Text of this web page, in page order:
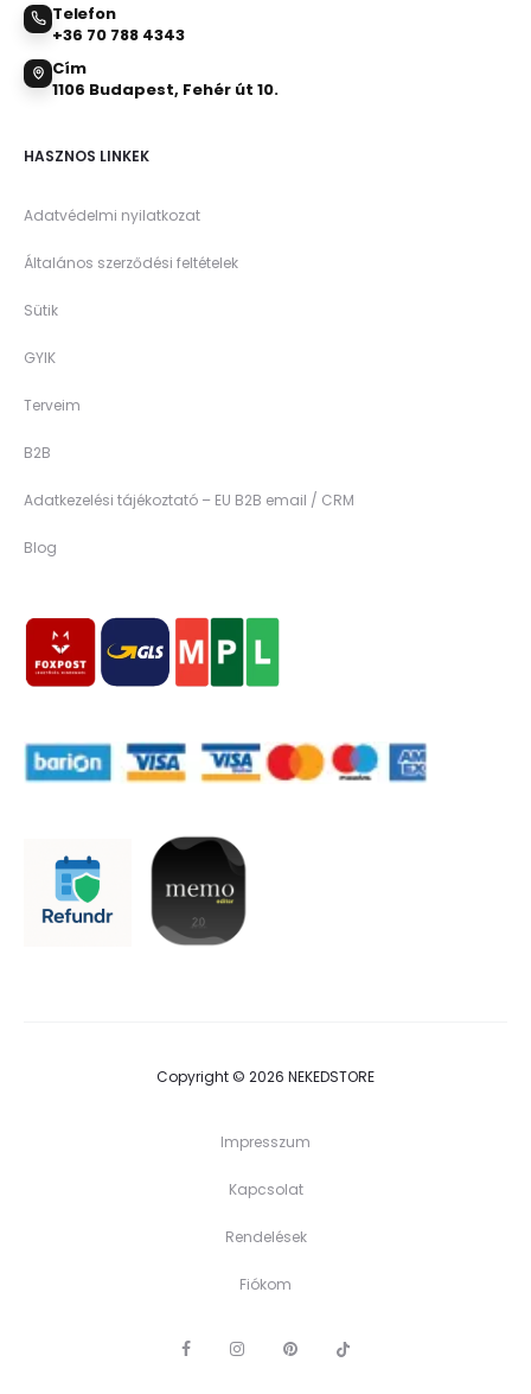
Telefon
+36 70 788 4343
Cím
1106 Budapest, Fehér út 10.
HASZNOS LINKEK
Adatvédelmi nyilatkozat
Általános szerződési feltételek
Sütik
GYIK
Terveim
B2B
Adatkezelési tájékoztató – EU B2B email / CRM
Blog
Copyright © 2026 NEKEDSTORE
Impresszum
Kapcsolat
Rendelések
Fiókom
F
I
P